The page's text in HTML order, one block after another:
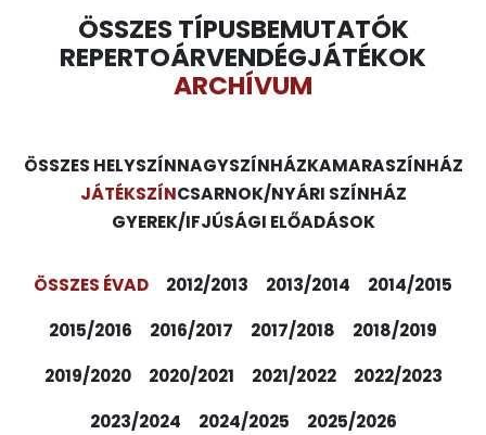
ÖSSZES TÍPUSBEMUTATÓK
REPERTOÁRVENDÉGJÁTÉKOK
ARCHÍVUM
ÖSSZES HELYSZÍNNAGYSZÍNHÁZKAMARASZÍNHÁZ
JÁTÉKSZÍNCSARNOK/NYÁRI SZÍNHÁZ
GYEREK/IFJÚSÁGI ELŐADÁSOK
ÖSSZES ÉVAD 2012/2013 2013/2014
2014/2015
2015/2016
2016/2017 2017/2018
2018/2019
2019/2020
2020/2021 2021/2022
2022/2023
2023/2024
2024/2025 2025/2026